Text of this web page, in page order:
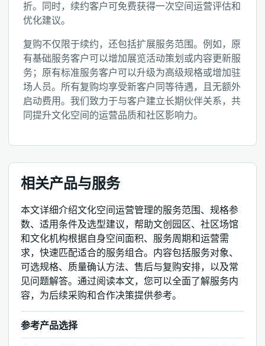
折。同时，续约客户可免费获得一次空间运营评估和
优化建议。
复购不仅限于续约，还包括扩展服务范围。例如，原
有基础服务客户可以增加展览活动策划或内容更新服
务；原有标准服务客户可以升级为高级规格或增加驻
场人员。所有复购均享受新客户同等待遇，且无额外
启动费用。我们致力于与客户建立长期伙伴关系，共
同提升文化空间的运营品质和社区影响力。
相关产品与服务
本文详细介绍文化空间运营管理的服务范围、规格参
数、适用条件及选型建议，帮助文创园区、社区场馆
和文化机构根据自身空间面积、服务周期和运营需
求，快速匹配适合的服务组合。内容包括服务对象、
可选规格、质量确认方法、售后与复购安排，以及常
见问题解答。通过阅读本文，您可以全面了解服务内
容，为后续采购和合作决策提供参考。
参考产品选择